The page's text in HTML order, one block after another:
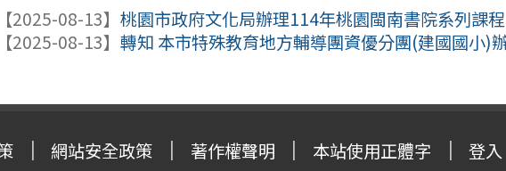
【2025-08-13】桃園市政府文化局辦理114年桃園閩南書院系列課程
【2025-08-13】轉知 本市特殊教育地方輔導團資優分團(建國國小)
網站安全政策 著作權聲明 本站使用正體字 登入